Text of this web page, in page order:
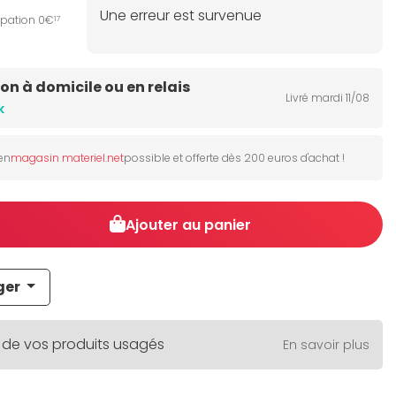
0€17
Une erreur est survenue
à domicile ou en relais
Livré mardi 11/08
magasin materiel.netpossible et offerte dès 200 euros d'achat !
Ajouter au panier
de vos produits usagés En savoir plus